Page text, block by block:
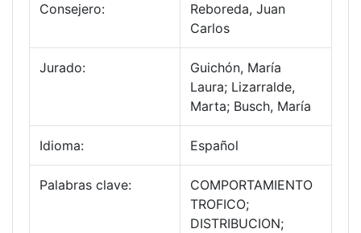
Consejero:
Reboreda, Juan
Carlos
Jurado:
Guichón, María
Laura; Lizarralde,
Marta; Busch, María
Idioma: Español
Palabras clave:
COMPORTAMIENTO
TROFICO;
DISTRIBUCION;